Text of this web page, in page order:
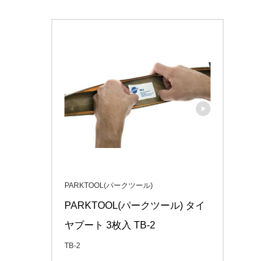
PARKTOOL(パークツール)
PARKTOOL(パークツール) タイ
ヤブート 3枚入 TB-2
TB-2